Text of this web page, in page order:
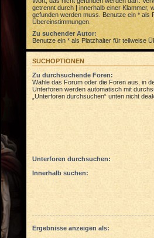
getrennt durch|innerhalb einer Klammer,
gefunden werden muss. Benutze ein * als
Übereinstimmungen.
Zu suchender Autor:
Benutze ein * als Platzhalter für teilweise
SUCHOPTIONEN
Zu durchsuchende Foren:
Wähle das Forum oder die Foren aus, in
Unterforen werden automatisch mit
„Unterforen durchsuchen“ unten nicht
Unterforen durchsuchen:
Innerhalb suchen:
Ergebnisse anzeigen als: